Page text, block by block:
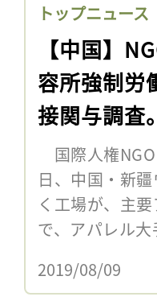
トップニュース
【中国】
容所強制労
接関与調査
国際人権
日、中国・新
く工場が、主
で、アパレル
2019/08/09